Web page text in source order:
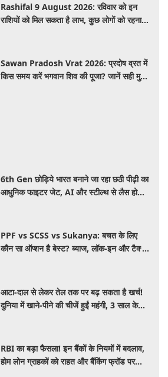
Rashifal 9 August 2026: रविवार को इन
राशियों को मिल सकता है लाभ, कुछ लोगों को रहना
Sawan Pradosh Vrat 2026: प्रदोष व्रत में
किस समय करें भगवान शिव की पूजा? जानें सही मुहूर्त
6th Gen छोड़िये भारत बनाने जा रहा छठी पीढ़ी का
आधुनिक फाइटर जेट, AI और स्टील्थ से लैस होगा
PPF vs SCSS vs Sukanya: बचत के लिए
कौन सा ऑप्शन है बेस्ट? ब्याज, लॉक-इन और टैक्स
आटा-दाल से लेकर तेल तक पर बढ़ सकता है खर्च!
दुनिया में खाने-पीने की चीजें हुईं महंगी, 3 साल के
RBI का बड़ा फैसला! इन बैंकों के नियमों में बदलाव,
होम लोन ग्राहकों को राहत और बैंकिंग फ्रॉड पर